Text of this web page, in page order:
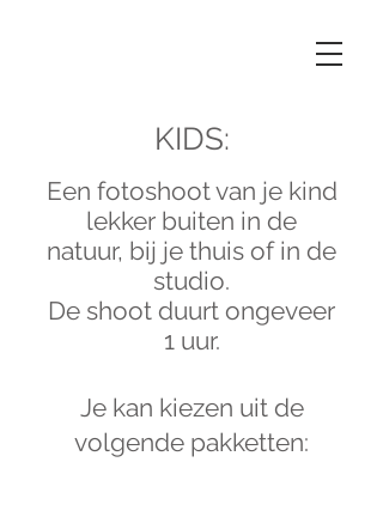
KIDS:
Een fotoshoot van je kind
lekker buiten in de
natuur, bij je thuis of in de
studio.
De shoot duurt ongeveer
1 uur.
Je kan kiezen uit de
volgende pakketten: